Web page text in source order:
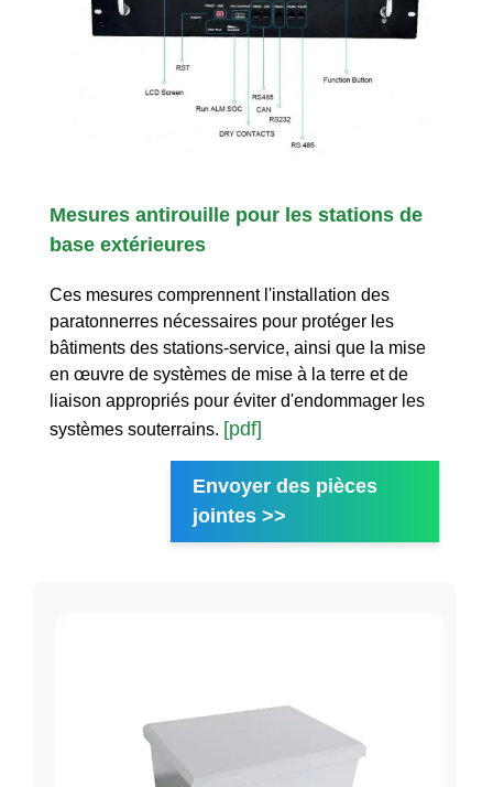
Mesures antirouille pour les stations de
base extérieures
Ces mesures comprennent l'installation des
paratonnerres nécessaires pour protéger les
bâtiments des stations-service, ainsi que la mise
en œuvre de systèmes de mise à la terre et de
liaison appropriés pour éviter d'endommager les
systèmes souterrains. [pdf]
Envoyer des pièces
jointes >>